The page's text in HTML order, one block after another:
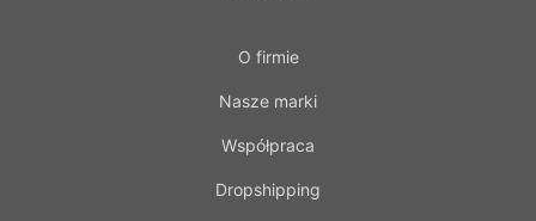
O firmie
Nasze marki
Współpraca
Dropshipping